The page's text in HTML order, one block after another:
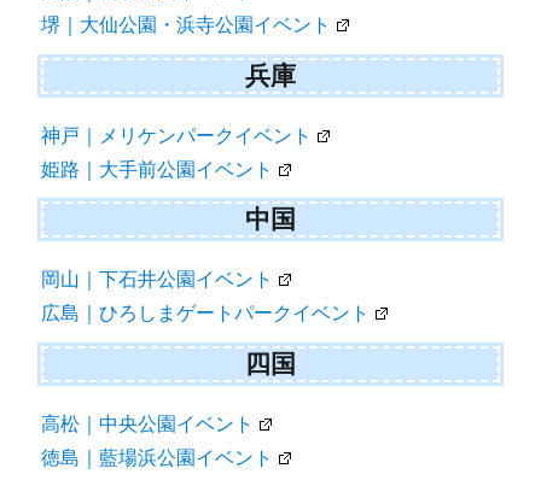
堺｜大仙公園・浜寺公園イベント
兵庫
神戸｜メリケンパークイベント
姫路｜大手前公園イベント
中国
岡山｜下石井公園イベント
広島｜ひろしまゲートパークイベント
四国
高松｜中央公園イベント
徳島｜藍場浜公園イベント